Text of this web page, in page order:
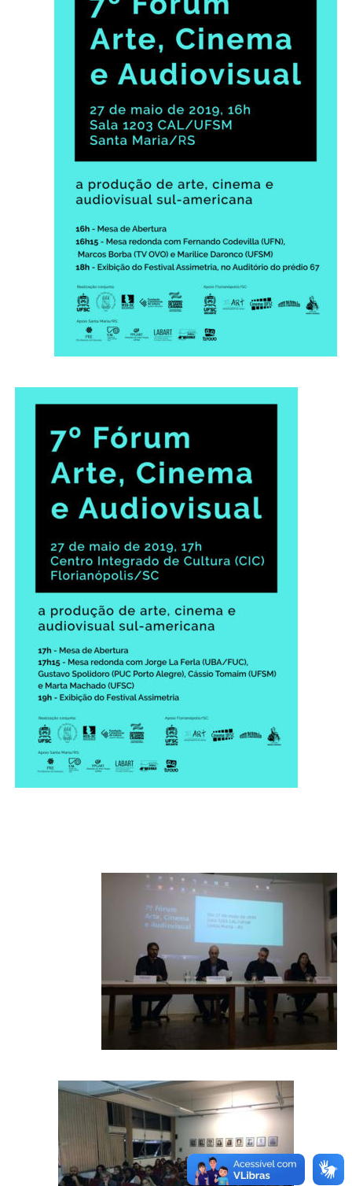
Ministério da Cidadania
Ministério da Ciência, Tecnologia, Inovações e Comunicações
Ministério do Meio Ambiente
Ministério do Turismo
Ministério do Desenvolvimento Regional
Controladoria-Geral da União
Ministério da Mulher, da Família e dos Direitos Humanos
Secretaria-Geral
Secretaria de Governo
Gabinete de Segurança Institucional
Advocacia-Geral da União
Banco Central do Brasil
Planalto